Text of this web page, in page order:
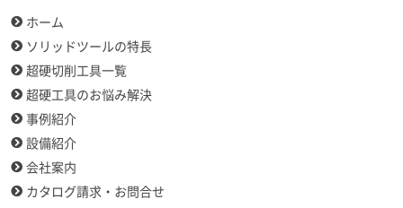
ホーム
ソリッドツールの特長
超硬切削工具一覧
超硬工具のお悩み解決
事例紹介
設備紹介
会社案内
カタログ請求・お問合せ